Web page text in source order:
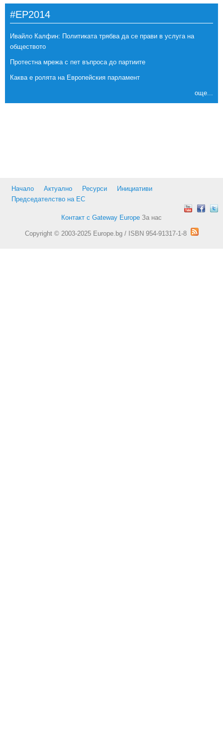
#EP2014
Ивайло Калфин: Политиката трябва да се прави в услуга на
обществото
Протестна мрежа с пет въпроса до партиите
Каква е ролята на Европейския парламент
още...
Начало Актуално Ресурси
Инициативи
Председателство на ЕС
Контакт с Gateway Europe За нас
Copyright © 2003-2025 Europe.bg / ISBN 954-91317-1-8